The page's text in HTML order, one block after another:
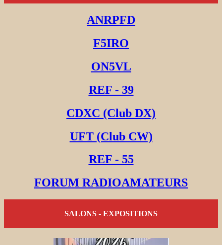
ANRPFD
F5IRO
ON5VL
REF - 39
CDXC (Club DX)
UFT (Club CW)
REF - 55
FORUM RADIOAMATEURS
SALONS - EXPOSITIONS